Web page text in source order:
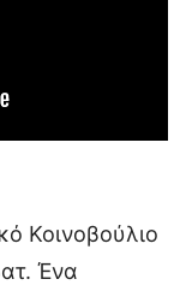
Κοινοβούλιο
Ένα